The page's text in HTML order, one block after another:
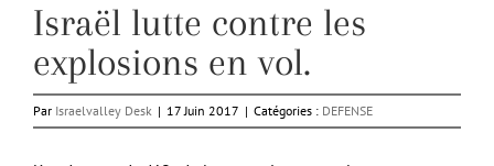
Israël lutte contre les
explosions en vol.
Par Israelvalley Desk | 17 Juin 2017 | Catégories : DEFENSE